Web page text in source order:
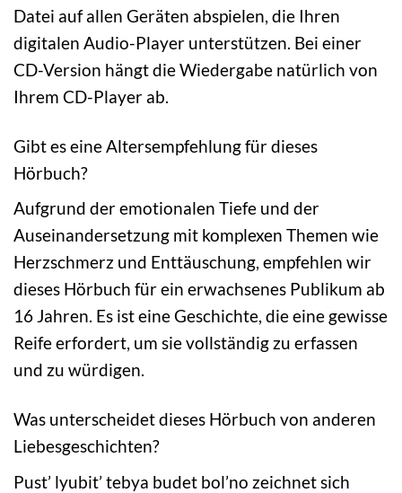
Datei auf allen Geräten abspielen, die Ihren
digitalen Audio-Player unterstützen. Bei einer
CD-Version hängt die Wiedergabe natürlich von
Ihrem CD-Player ab.
Gibt es eine Altersempfehlung für dieses
Hörbuch?
Aufgrund der emotionalen Tiefe und der
Auseinandersetzung mit komplexen Themen wie
Herzschmerz und Enttäuschung, empfehlen wir
dieses Hörbuch für ein erwachsenes Publikum ab
16 Jahren. Es ist eine Geschichte, die eine gewisse
Reife erfordert, um sie vollständig zu erfassen
und zu würdigen.
Was unterscheidet dieses Hörbuch von anderen
Liebesgeschichten?
Pust’ lyubit’ tebya budet bol’no zeichnet sich